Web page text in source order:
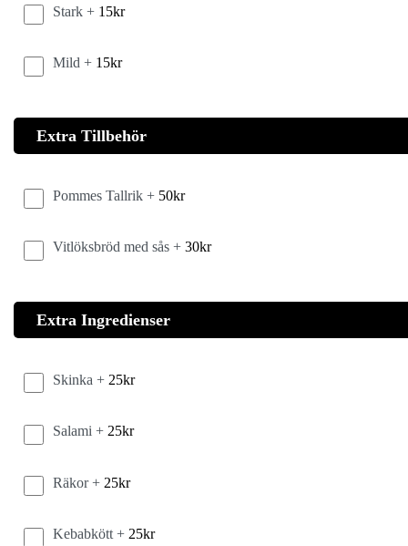
Stark + 15kr
Mild + 15kr
Extra Tillbehör
Pommes Tallrik + 50kr
Vitlöksbröd med sås + 30kr
Extra Ingredienser
Skinka + 25kr
Salami + 25kr
Räkor + 25kr
Kebabkött + 25kr